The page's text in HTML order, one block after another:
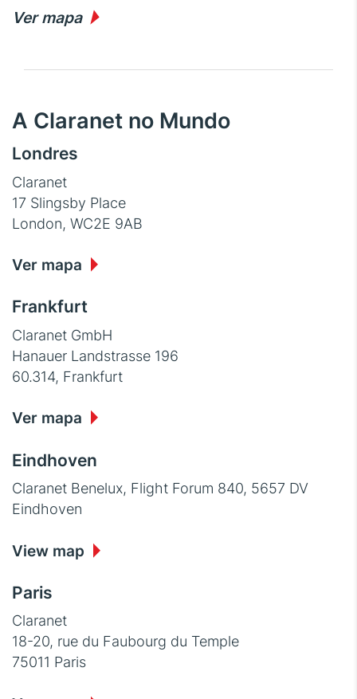
Ver mapa
A Claranet no Mundo
Londres
Claranet
17 Slingsby Place
London, WC2E 9AB
Ver mapa
Frankfurt
Claranet GmbH
Hanauer Landstrasse 196
60.314, Frankfurt
Ver mapa
Eindhoven
Claranet Benelux, Flight Forum 840, 5657 DV
Eindhoven
View map
Paris
Claranet
18-20, rue du Faubourg du Temple
75011 Paris